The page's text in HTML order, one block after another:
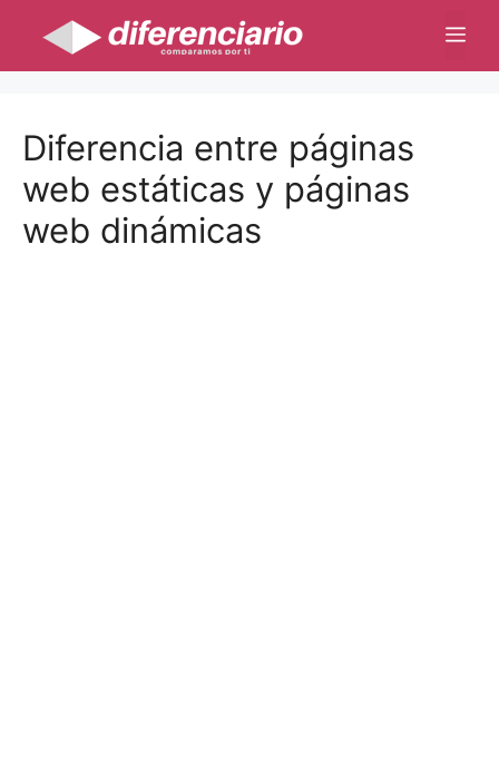
contenido
Diferencia entre páginas
web estáticas y páginas
web dinámicas